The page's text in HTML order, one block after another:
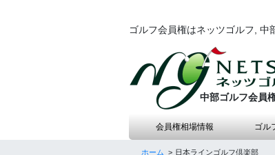
ゴルフ会員権はネッツゴルフ,
中部ゴルフ会員
会員権相場情報 ゴル
ホーム 日本ラインゴルフ倶楽部